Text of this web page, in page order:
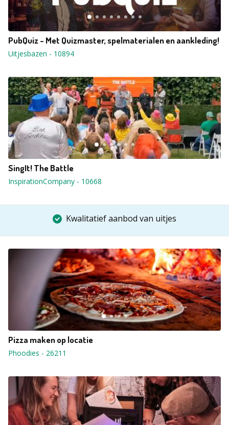
PubQuiz - Met Quizmaster, spelmaterialen en aankleding!
Uitjesbazen - 10894
SingIt! The Battle
InspirationCompany - 10668
Kwalitatief aanbod van uitjes
Pizza maken op locatie
Phoodies - 26211